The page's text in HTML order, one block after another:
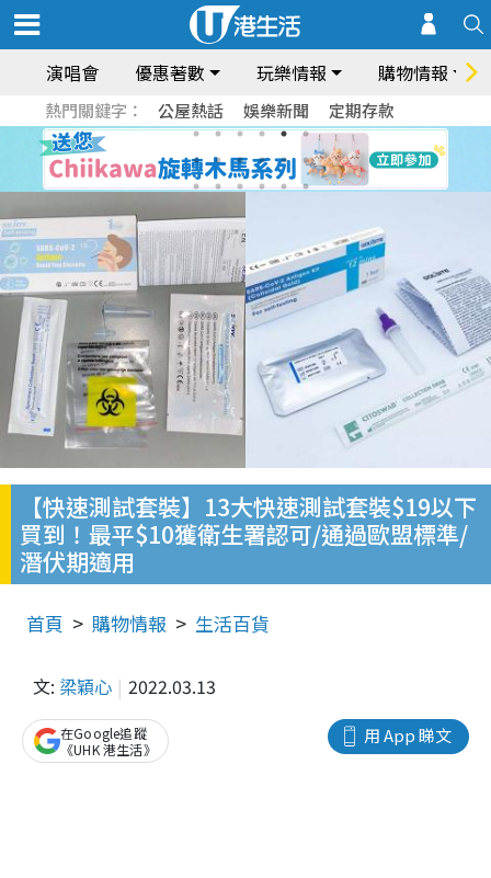
演唱會 優惠著數 玩樂情報 購物情報
熱門關鍵字： 公屋熱話 娛樂新聞 定期存款
【快速測試套裝】13大快速測試套裝$19以下
買到！最平$10獲衛生署認可/通過歐盟標準/
潛伏期適用
首頁 購物情報 生活百貨
文: 梁穎心 2022.03.13
用 App 睇文
在Google追蹤
《UHK 港生活》